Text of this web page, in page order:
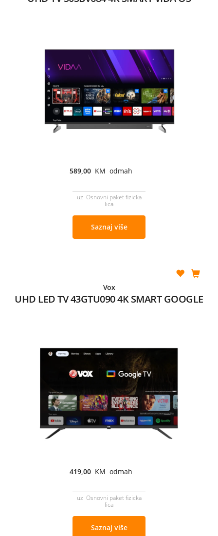
589,00 KM odmah
uz Osnovni paket fizicka
lica
Saznaj više
Vox
UHD LED TV 43GTU090 4K SMART GOOGLE
419,00 KM odmah
uz Osnovni paket fizicka
lica
Saznaj više